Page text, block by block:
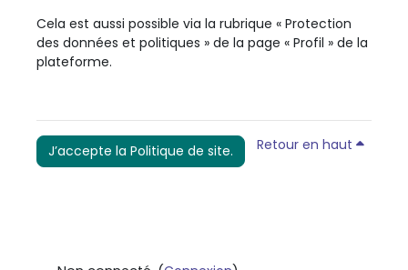
Cela est aussi possible via la rubrique « Protection
des données et politiques » de la page « Profil » de la
plateforme.
J’accepte la Politique de site. Retour en haut